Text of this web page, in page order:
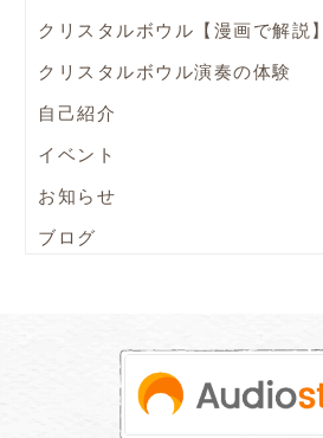
クリスタルボウル【漫画で解説】
クリスタルボウル演奏の体験
自己紹介
イベント
お知らせ
ブログ